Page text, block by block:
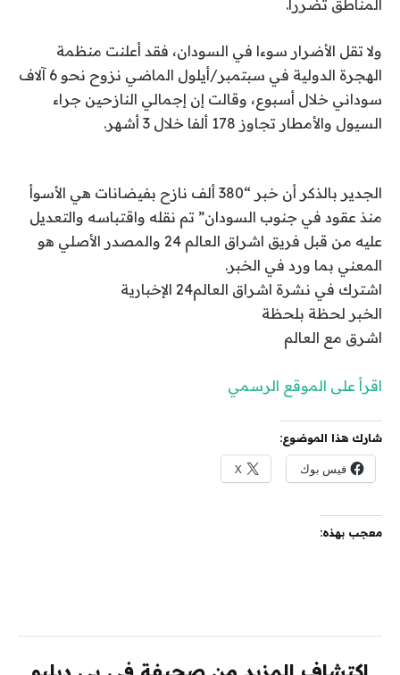
المناطق تضررا.
ولا تقل الأضرار سوءا في السودان، فقد أعلنت منظمة
الهجرة الدولية في سبتمبر/أيلول الماضي نزوح نحو 6 آلاف
سوداني خلال أسبوع، وقالت إن إجمالي النازحين جراء
السيول والأمطار تجاوز 178 ألفا خلال 3 أشهر.
الجدير بالذكر أن خبر “380 ألف نازح بفيضانات هي الأسوأ
منذ عقود في جنوب السودان” تم نقله واقتباسه والتعديل
عليه من قبل فريق اشراق العالم 24 والمصدر الأصلي هو
المعني بما ورد في الخبر.
اشترك في نشرة اشراق العالم24 الإخبارية
الخبر لحظة بلحظة
اشرق مع العالم
اقرأ على الموقع الرسمي
شارك هذا الموضوع:
فيس بوك X
معجب بهذه: